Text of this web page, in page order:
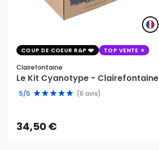
COUP DE COEUR R&P TOP VENTE
Clairefontaine
Le Kit Cyanotype - Clairefontaine
5/5 (6 avis)
34,50 €